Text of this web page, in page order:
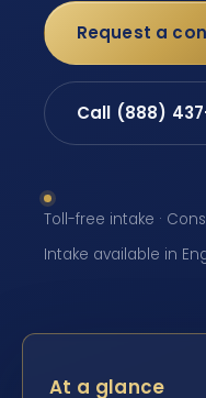
Request a
Call (888)
Toll-free intake ·
Intake available in
At a glance